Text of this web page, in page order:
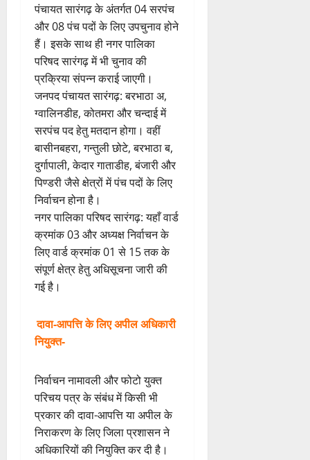
पंचायत सारंगढ़ के अंतर्गत 04 सरपंच
और 08 पंच पदों के लिए उपचुनाव होने
हैं। इसके साथ ही नगर पालिका
परिषद सारंगढ़ में भी चुनाव की
प्रक्रिया संपन्न कराई जाएगी।
​जनपद पंचायत सारंगढ़: बरभाठा अ,
ग्वालिनडीह, कोतमरा और चन्दाई में
सरपंच पद हेतु मतदान होगा। वहीं
बासीनबहरा, गन्तुली छोटे, बरभाठा ब,
दुर्गापाली, केदार गाताडीह, बंजारी और
पिण्डरी जैसे क्षेत्रों में पंच पदों के लिए
निर्वाचन होना है।
​नगर पालिका परिषद सारंगढ़: यहाँ वार्ड
क्रमांक 03 और अध्यक्ष निर्वाचन के
लिए वार्ड क्रमांक 01 से 15 तक के
संपूर्ण क्षेत्र हेतु अधिसूचना जारी की
गई है।
दावा-आपत्ति के लिए अपील अधिकारी
नियुक्त-
निर्वाचन नामावली और फोटो युक्त
परिचय पत्र के संबंध में किसी भी
प्रकार की दावा-आपत्ति या अपील के
निराकरण के लिए जिला प्रशासन ने
अधिकारियों की नियुक्ति कर दी है।